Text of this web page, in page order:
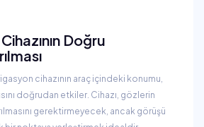
Doğru
cihazının araç içindeki konumu,
doğrudan etkiler. Cihazı, gözlerin
gerektirmeyecek, ancak görüşü